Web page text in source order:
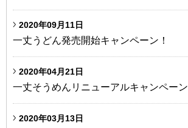
2020年09月11日
一丈うどん発売開始キャンペーン！
2020年04月21日
一丈そうめんリニューアルキャンペーン
2020年03月13日